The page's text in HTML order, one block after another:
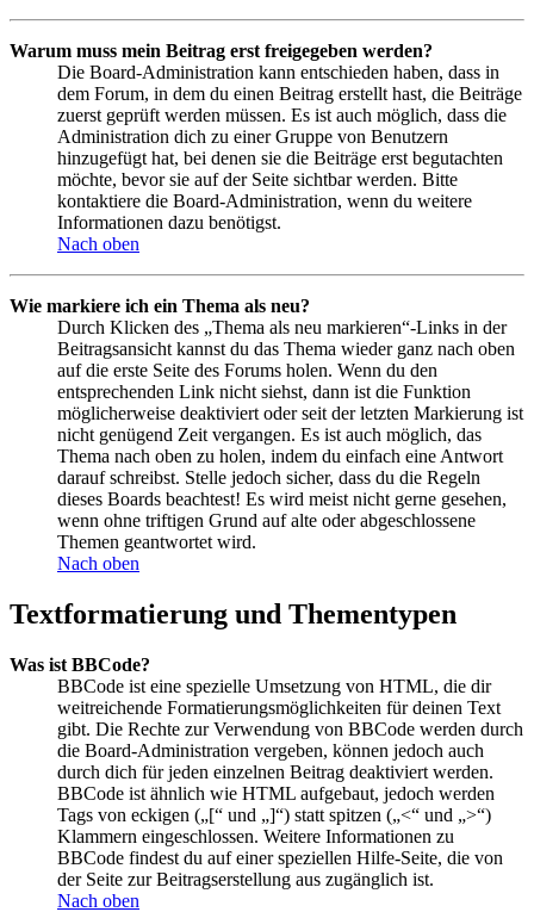
Warum muss mein Beitrag erst freigegeben werden?
Die Board-Administration kann entschieden haben, dass in
dem Forum, in dem du einen Beitrag erstellt hast, die Beiträge
zuerst geprüft werden müssen. Es ist auch möglich, dass die
Administration dich zu einer Gruppe von Benutzern
hinzugefügt hat, bei denen sie die Beiträge erst begutachten
möchte, bevor sie auf der Seite sichtbar werden. Bitte
kontaktiere die Board-Administration, wenn du weitere
Informationen dazu benötigst.
Nach oben
Wie markiere ich ein Thema als neu?
Durch Klicken des „Thema als neu markieren“-Links in der
Beitragsansicht kannst du das Thema wieder ganz nach oben
auf die erste Seite des Forums holen. Wenn du den
entsprechenden Link nicht siehst, dann ist die Funktion
möglicherweise deaktiviert oder seit der letzten Markierung ist
nicht genügend Zeit vergangen. Es ist auch möglich, das
Thema nach oben zu holen, indem du einfach eine Antwort
darauf schreibst. Stelle jedoch sicher, dass du die Regeln
dieses Boards beachtest! Es wird meist nicht gerne gesehen,
wenn ohne triftigen Grund auf alte oder abgeschlossene
Themen geantwortet wird.
Nach oben
Textformatierung und Thementypen
Was ist BBCode?
BBCode ist eine spezielle Umsetzung von HTML, die dir
weitreichende Formatierungsmöglichkeiten für deinen Text
gibt. Die Rechte zur Verwendung von BBCode werden durch
die Board-Administration vergeben, können jedoch auch
durch dich für jeden einzelnen Beitrag deaktiviert werden.
BBCode ist ähnlich wie HTML aufgebaut, jedoch werden
Tags von eckigen („[“ und „]“) statt spitzen („<“ und „>“)
Klammern eingeschlossen. Weitere Informationen zu
BBCode findest du auf einer speziellen Hilfe-Seite, die von
der Seite zur Beitragserstellung aus zugänglich ist.
Nach oben